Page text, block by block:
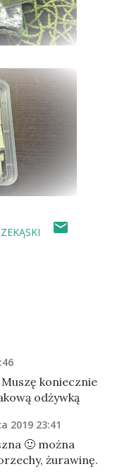
koniecznie
odżywką
2019 23:41
🙂 można
żurawinę.